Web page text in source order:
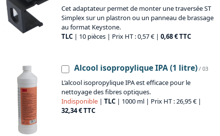
Cet adaptateur permet de monter une traversée ST
Simplex sur un plastron ou un panneau de brassage
au format Keystone.
TLC | 10 pièces | Prix HT : 0,57 € | 0,68 € TTC
Alcool isopropylique IPA (1 litre) / 03
L’alcool isopropylique IPA est efficace pour le
nettoyage des fibres optiques.
Indisponible | TLC | 1000 ml | Prix HT : 26,95 € |
32,34 € TTC